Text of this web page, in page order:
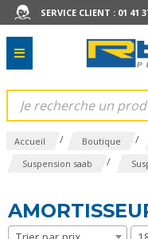
SERVICE CLIENT : 01 41
Accueil / Boutique /
Suspension saab /